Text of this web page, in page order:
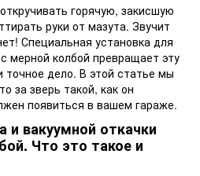
горячую, закисшую
руки от мазута. Звучит
Специальная установка для
мерной колбой превращает эту
точное дело. В этой статье мы
за зверь такой, как он
появиться в вашем гараже.
и вакуумной откачки
Что это такое и